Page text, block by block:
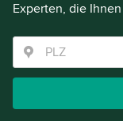
Experten, die